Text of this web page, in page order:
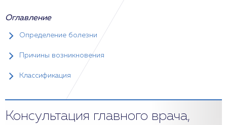
Оглавление
Определение болезни
Причины возникновения
Классификация
Консультация главного врача,